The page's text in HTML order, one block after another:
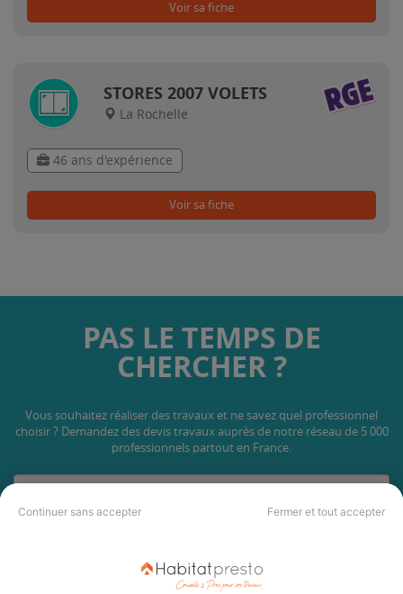
Continuer sans accepter Fermer et tout accepter
Voir sa fiche
STORES 2007 VOLETS
La Rochelle
46 ans d'expérience
Voir sa fiche
PAS LE TEMPS DE
CHERCHER ?
Vous souhaitez réaliser des travaux et ne savez quel professionnel
choisir ? Demandez des devis travaux auprès de notre réseau de 5 000
professionnels partout en France.
DEMANDER UN DEVIS